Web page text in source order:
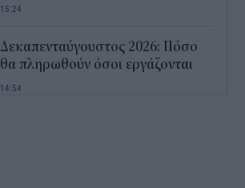
15:24
Δεκαπενταύγουστος 2026: Πόσο
θα πληρωθούν όσοι εργάζονται
14:54